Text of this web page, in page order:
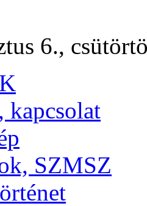
6.,
kap­cso­lat
SZMSZ